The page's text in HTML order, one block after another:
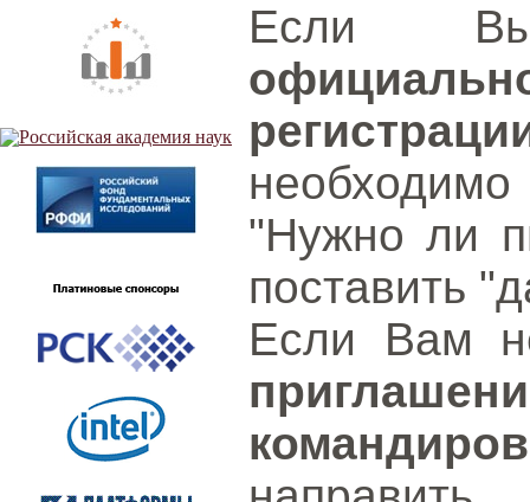
Если Вы
"Нужно ли
поставить
Если Вам